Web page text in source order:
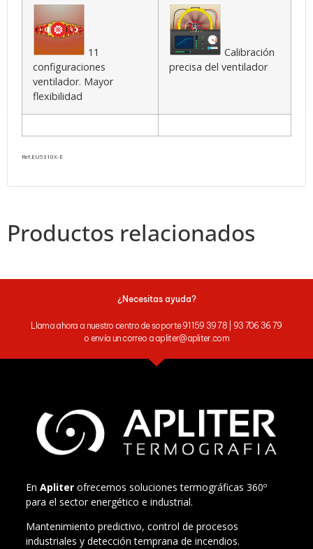
11
configuraciones
ventilador. Mayor
flexibilidad
Calibración
precisa del ventilador
Ref.EU5310X-E
Productos relacionados
¿Necesitas ayuda?
Llama ahora a nuestro centro de soporte 91 159 39 78 | 93 706 36 79
o envía un correo a apliter@apliter.com
En Apliter ofrecemos soluciones termográficas 360º
para el sector energético e industrial.
Mantenimiento predictivo, control de procesos
industriales y detección temprana de incendios.